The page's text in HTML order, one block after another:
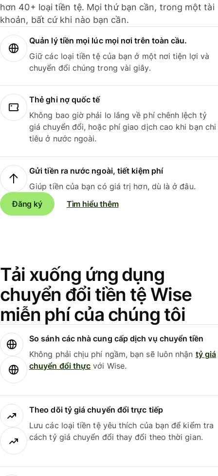
hơn 40+ loại tiền tệ. Mọi thứ bạn cần, trong một tài
khoản, bất cứ khi nào bạn cần.
Quản lý tiền mọi lúc mọi nơi trên toàn cầu.
Giữ các loại tiền tệ của bạn ở một nơi tiện lợi và
chuyển đổi chúng trong vài giây.
Thẻ ghi nợ quốc tế
Không bao giờ phải lo lắng về phí chênh lệch tỷ
giá chuyển đổi, hoặc phí giao dịch cao khi bạn chi
tiêu ở nước ngoài.
Gửi tiền ra nước ngoài, tiết kiệm phí
Giúp tiền của bạn có giá trị hơn, dù là ở đâu.
Đăng ký
Tìm hiểu thêm
Tải xuống ứng dụng
chuyển đổi tiền tệ Wise
miễn phí của chúng tôi
So sánh các nhà cung cấp dịch vụ chuyển tiền
Không phải chịu phí ngầm, bạn sẽ luôn nhận tỷ giá
chuyển đổi thực với Wise.
Theo dõi tỷ giá chuyển đổi trực tiếp
Lưu các loại tiền tệ yêu thích của bạn để kiểm tra
cách tỷ giá chuyển đổi thay đổi theo thời gian.